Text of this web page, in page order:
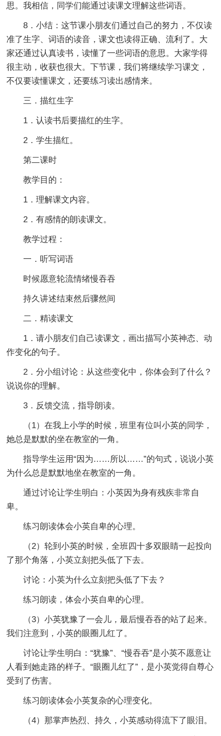
思。我相信，同学们能通过读课文理解这些词语。
8．小结：这节课小朋友们通过自己的努力，不仅读
准了生字、词语的读音，课文也读得正确、流利了。大
家还通过认真读书，读懂了一些词语的意思。大家学得
很主动，收获也很大。下节课，我们将继续学习课文，
不仅要读懂课文，还要练习读出感情来。
三．描红生字
1．认读书后要描红的生字。
2．学生描红。
第二课时
教学目的：
1．理解课文内容。
2．有感情的朗读课文。
教学过程：
一．听写词语
时候愿意轮流情绪慢吞吞
持久讲述结束然后骤然间
二．精读课文
1．请小朋友们自己读课文，画出描写小英神态、动
作变化的句子。
2．分小组讨论：从这些变化中，你体会到了什么？
说说你的理解。
3．反馈交流，指导朗读。
（1）在我上小学的时候，班里有位叫小英的同学，
她总是默默的坐在教室的一角。
指导学生运用“因为……所以……”的句式，说说小英
为什么总是默默地坐在教室的一角。
通过讨论让学生明白：小英因为身有残疾非常自
卑。
练习朗读体会小英自卑的心理。
（2）轮到小英的时候，全班四十多双眼睛一起投向
了那个角落，小英立刻把头低了下去。
讨论：小英为什么立刻把头低了下去？
练习朗读，体会小英自卑的心理。
（3）小英犹豫了一会儿，最后慢吞吞的站了起来。
我们注意到，小英的眼圈儿红了。
讨论让学生明白：“犹豫”、“慢吞吞”是小英不愿意让
人看到她走路的样子。“眼圈儿红了”，是小英觉得自尊心
受到了伤害。
练习朗读体会小英复杂的心理变化。
（4）那掌声热烈、持久，小英感动得流下了眼泪。